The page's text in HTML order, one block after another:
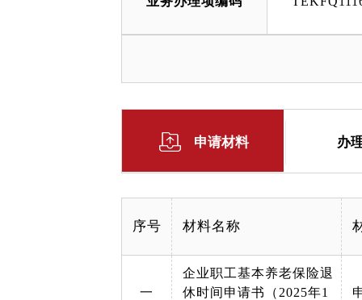
申请材料 办
序号 材料名称
一
企业职工基本养老保险退
休时间申请书（2025年1